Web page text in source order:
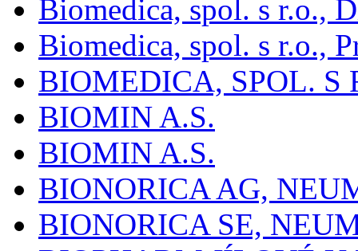
Biomedica, spol. s r.o.,
Biomedica, spol. s r.o.,
BIOMEDICA, SPOL. S
BIOMIN A.S.
BIOMIN A.S.
BIONORICA AG,
BIONORICA SE,